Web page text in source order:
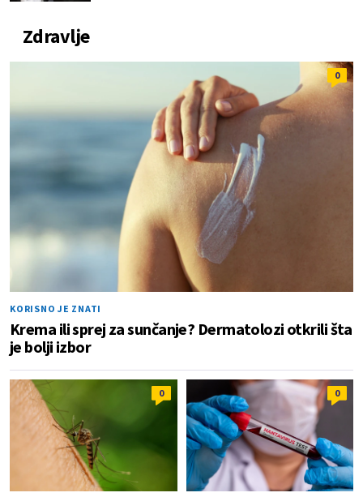
Zdravlje
0
KORISNO JE ZNATI
Krema ili sprej za sunčanje? Dermatolozi otkrili šta
je bolji izbor
0 0